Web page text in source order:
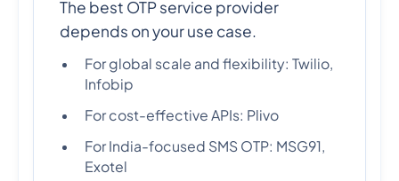
The best OTP service provider
depends on your use case.
For global scale and flexibility: Twilio,
Infobip
For cost-effective APIs: Plivo
For India-focused SMS OTP: MSG91,
Exotel